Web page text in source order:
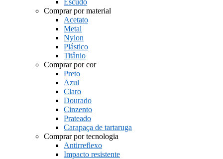
Escudo
Comprar por material
Acetato
Metal
Nylon
Plástico
Titânio
Comprar por cor
Preto
Azul
Claro
Dourado
Cinzento
Prateado
Carapaça de tartaruga
Comprar por tecnologia
Antirreflexo
Impacto resistente